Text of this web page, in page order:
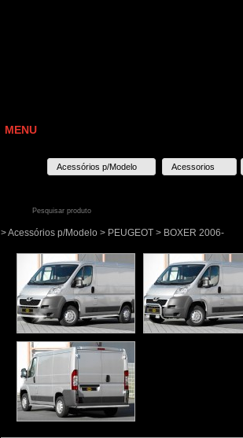
MENU
Acessórios p/Modelo Acessorios
> Acessórios p/Modelo > PEUGEOT > BOXER 2006-